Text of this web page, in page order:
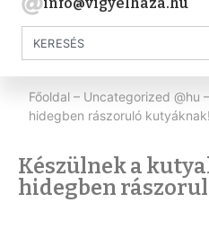
Főoldal – Uncategorized @hu –
hidegben rászoruló
Készülnek a
hidegben